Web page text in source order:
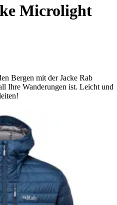
Microlight
Bergen mit der Jacke Rab
Ihre Wanderungen ist. Leicht und